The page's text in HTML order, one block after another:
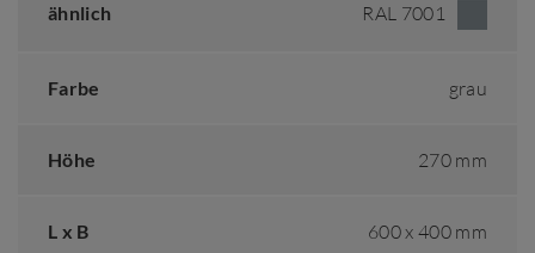
ähnlich RAL 7001
Farbe grau
Höhe 270 mm
L x B 600 x 400 mm